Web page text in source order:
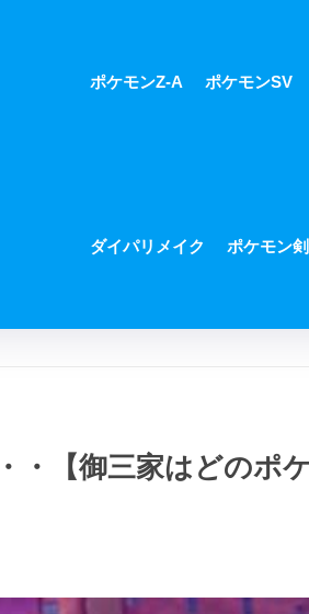
ポケモンZ-A ポケモンSV
ダイパリメイク ポケモン
・【御三家はどのポ